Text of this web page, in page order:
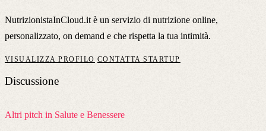
NutrizionistaInCloud.it è un servizio di nutrizione online,
personalizzato, on demand e che rispetta la tua intimità.
VISUALIZZA PROFILO CONTATTA STARTUP
Discussione
Altri pitch in Salute e Benessere